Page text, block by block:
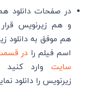
در صفحات دانلود
و هم زیرنویس قرار
هم موفق به دانلود
اسم فیلم را
سایت وارد کنید
زیرنویس را دانلود